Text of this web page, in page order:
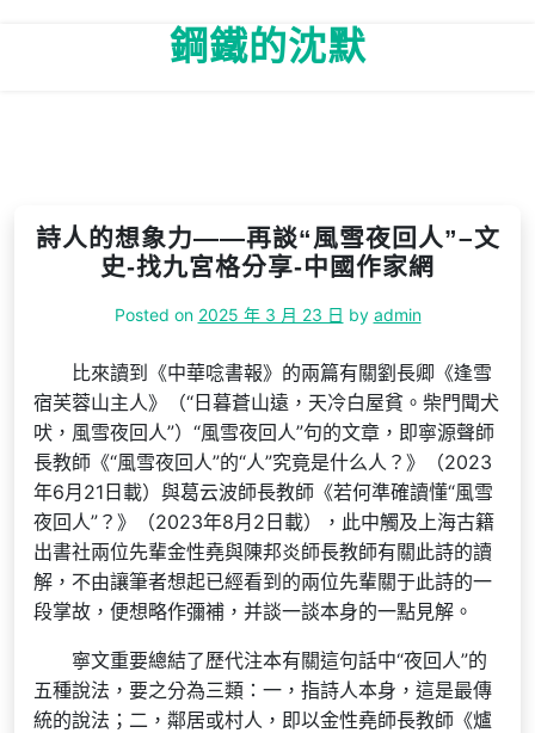
鋼鐵的沈默
詩人的想象力——再談“風雪夜回人”–文
史-找九宮格分享-中國作家網
Posted on 2025 年 3 月 23 日 by admin
比來讀到《中華唸書報》的兩篇有關劉長卿《逢雪
宿芙蓉山主人》（“日暮蒼山遠，天冷白屋貧。柴門聞犬
吠，風雪夜回人”）“風雪夜回人”句的文章，即寧源聲師
長教師《“風雪夜回人”的“人”究竟是什么人？》（2023
年6月21日載）與葛云波師長教師《若何準確讀懂“風雪
夜回人”？》（2023年8月2日載），此中觸及上海古籍
出書社兩位先輩金性堯與陳邦炎師長教師有關此詩的讀
解，不由讓筆者想起已經看到的兩位先輩關于此詩的一
段掌故，便想略作彌補，并談一談本身的一點見解。
寧文重要總結了歷代注本有關這句話中“夜回人”的
五種說法，要之分為三類：一，指詩人本身，這是最傳
統的說法；二，鄰居或村人，即以金性堯師長教師《爐